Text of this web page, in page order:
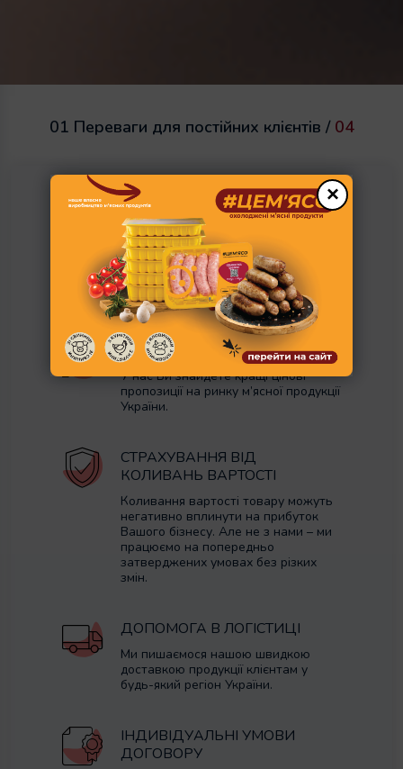
01 Переваги для постійних клієнтів / 04
Переваги для постійних
клієнтів
НАЙКРАЩА ЦІНА
У нас Ви знайдете кращі цінові
пропозиції на ринку м’ясної продукції
України.
СТРАХУВАННЯ ВІД
КОЛИВАНЬ ВАРТОСТІ
Коливання вартості товару можуть
негативно вплинути на прибуток
Вашого бізнесу. Але не з нами – ми
працюємо на попередньо
затверджених умовах без різких
змін.
ДОПОМОГА В ЛОГІСТИЦІ
Ми пишаємося нашою швидкою
доставкою продукції клієнтам у
будь-який регіон України.
ІНДИВІДУАЛЬНІ УМОВИ
ДОГОВОРУ
×